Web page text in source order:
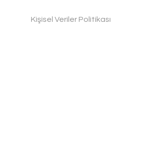
Kişisel Veriler Politikası